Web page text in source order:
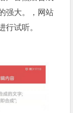
强大​。​，网站
行试听。